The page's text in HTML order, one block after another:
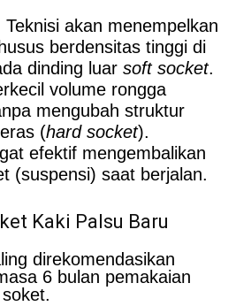
Teknisi akan menempelkan
berdensitas tinggi di
dinding luar soft socket.
volume rongga
mengubah struktur
(hard socket).
efektif mengembalikan
(suspensi) saat berjalan.
Kaki Palsu Baru
direkomendasikan
6 bulan pemakaian